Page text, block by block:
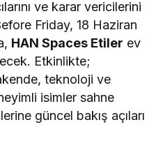
ve karar vericilerini
Friday, 18 Haziran
HAN Spaces Etiler ev
Etkinlikte;
teknoloji ve
isimler sahne
güncel bakış açıları